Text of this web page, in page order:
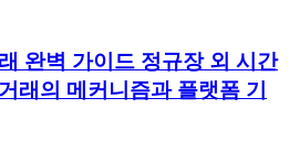
완벽 가이드 정규장 외 시간
래의 메커니즘과 플랫폼 기